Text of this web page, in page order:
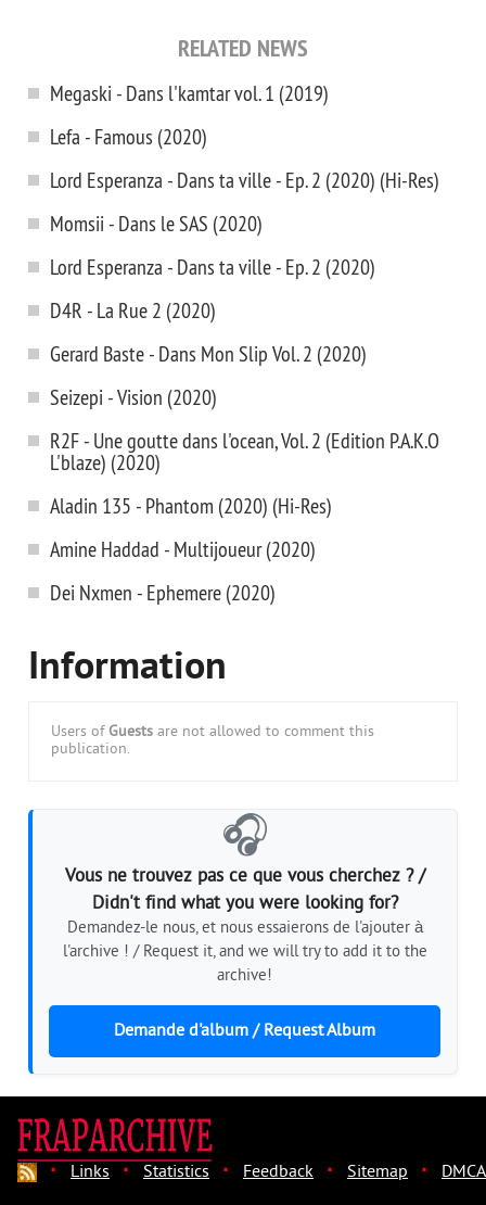
RELATED NEWS
Megaski - Dans l'kamtar vol. 1 (2019)
Lefa - Famous (2020)
Lord Esperanza - Dans ta ville - Ep. 2 (2020) (Hi-Res)
Momsii - Dans le SAS (2020)
Lord Esperanza - Dans ta ville - Ep. 2 (2020)
D4R - La Rue 2 (2020)
Gerard Baste - Dans Mon Slip Vol. 2 (2020)
Seizepi - Vision (2020)
R2F - Une goutte dans l'ocean, Vol. 2 (Edition P.A.K.O
L'blaze) (2020)
Aladin 135 - Phantom (2020) (Hi-Res)
Amine Haddad - Multijoueur (2020)
Dei Nxmen - Ephemere (2020)
Information
Users of Guests are not allowed to comment this
publication.
🎧
Vous ne trouvez pas ce que vous cherchez ? /
Didn't find what you were looking for?
Demandez-le nous, et nous essaierons de l'ajouter à
l'archive ! / Request it, and we will try to add it to the
archive!
Demande d'album / Request Album
· Links · Statistics · Feedback · Sitemap · DMCA